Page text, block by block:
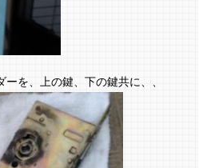
を、上の鍵、下の鍵共に、、